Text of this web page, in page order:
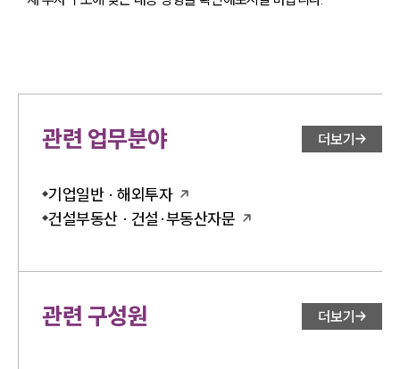
관련 업무분야 더보기
기업일반 · 해외투자
건설부동산 · 건설·부동산자문
관련 구성원 더보기